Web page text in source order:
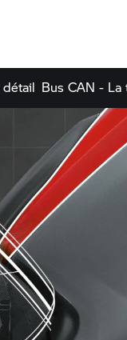
Bus CAN -